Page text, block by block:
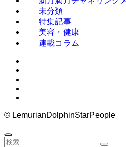
未分類
特集記事
美容・健康
連載コラム
© LemurianDolphinStarPeople